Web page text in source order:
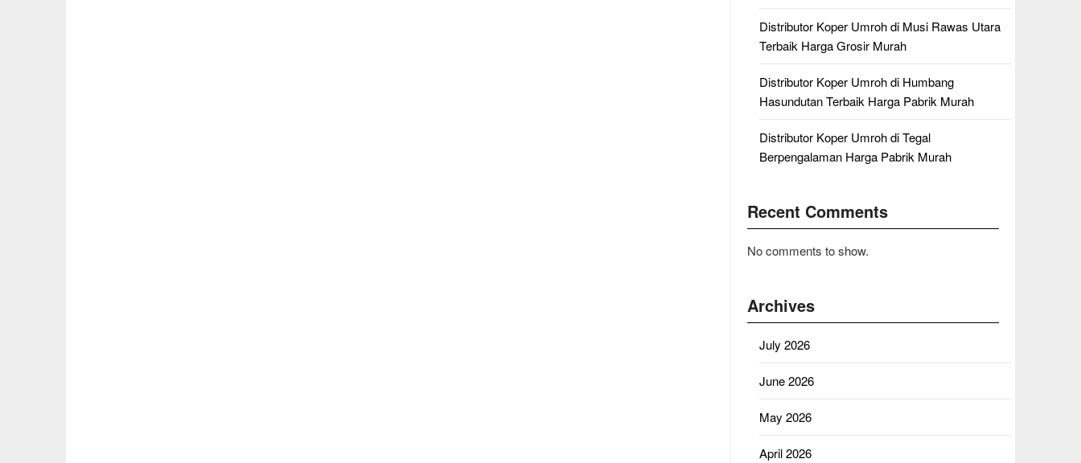
Distributor Koper Umroh di Musi Rawas Utara
Terbaik Harga Grosir Murah
Distributor Koper Umroh di Humbang
Hasundutan Terbaik Harga Pabrik Murah
Distributor Koper Umroh di Tegal
Berpengalaman Harga Pabrik Murah
Recent Comments
No comments to show.
Archives
July 2026
June 2026
May 2026
April 2026